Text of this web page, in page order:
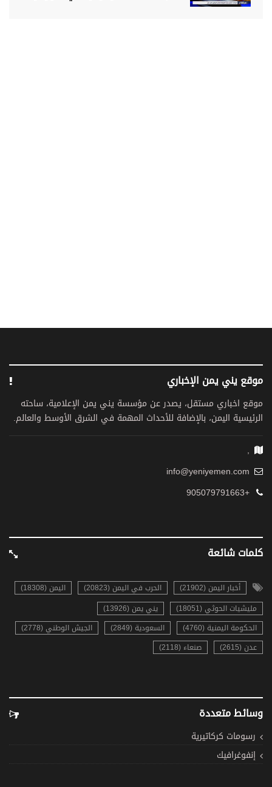
موقع يني يمن الإخباري
موقع اخباري مستقل، يصدر عن مؤسسة يني يمن الإعلامية، ساحته
الرئيسية اليمن، بالإضافة للأحداث المهمة في الشرق الأوسط والعالم.
,
info@yeniyemen.com
+905079791663
كلمات شائعة
أخبار اليمن (21902) الحرب في اليمن (20823)
اليمن (18308)
مليشيات الحوثي (18051)
يني يمن (13926)
الحكومة اليمنية (4760)
السعودية (2849)
الجيش الوطني (2778)
عدن (2615)
صنعاء (2118)
وسائط متعددة
رسومات كركاتيرية
إنفوغرافيك